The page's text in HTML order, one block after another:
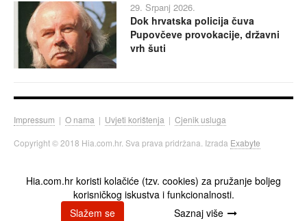
29. Srpanj 2026.
Dok hrvatska policija čuva
Pupovčeve provokacije, državni
vrh šuti
Impressum | O nama | Uvjeti korištenja | Cjenik usluga
Copyright © 2018 Hia.com.hr. Sva prava pridržana. Izrada Exabyte
Hia.com.hr koristi kolačiće (tzv. cookies) za pružanje boljeg
korisničkog iskustva i funkcionalnosti.
Slažem se
Saznaj više